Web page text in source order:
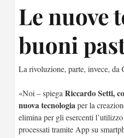
Le nuove
buoni
La rivoluzione, parte, invece, da
«Noi – spiega Riccardo Setti,
nuova tecnologiaper la
elimina per gli esercenti
processati tramite App su